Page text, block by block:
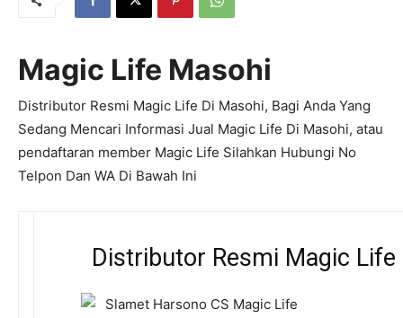
Magic Life Masohi
Distributor Resmi Magic Life Di Masohi, Bagi Anda Yang
Sedang Mencari Informasi Jual Magic Life Di Masohi, atau
pendaftaran member Magic Life Silahkan Hubungi No
Telpon Dan WA Di Bawah Ini
Distributor Resmi Magic Life